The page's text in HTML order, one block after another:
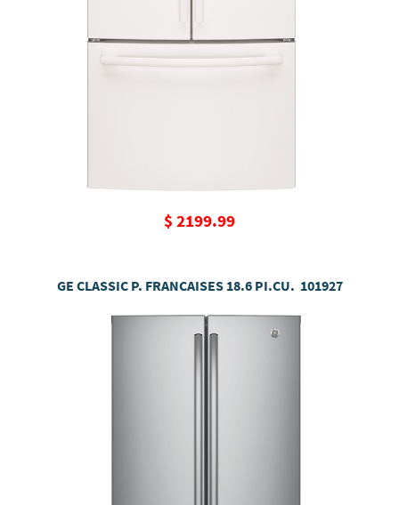
$ 2199.99
GE CLASSIC P. FRANCAISES 18.6 PI.CU. 101927